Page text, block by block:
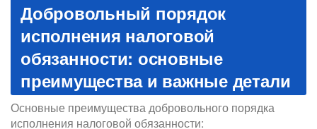
Добровольный порядок
исполнения налоговой
обязанности: основные
преимущества и важные детали
Основные преимущества добровольного порядка
исполнения налоговой обязанности: